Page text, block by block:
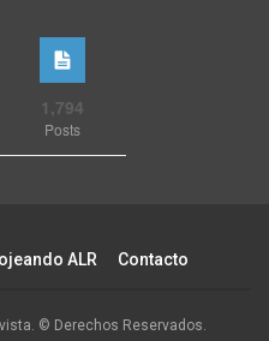
1,794
Posts
ALR Contacto
© Derechos Reservados.